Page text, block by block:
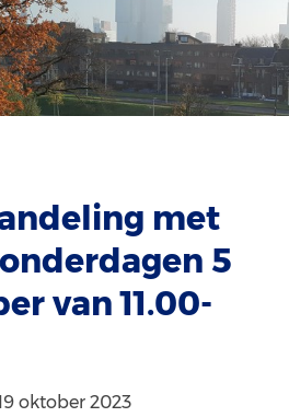
met
5
van 11.00-
oktober 2023